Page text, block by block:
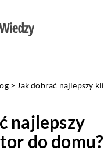
> Jak dobrać najlepszy
najlepszy
do domu?